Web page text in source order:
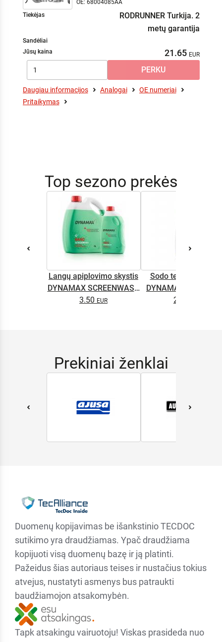
OE: 68004085AA
Tiekėjas
RODRUNNER Turkija. 2
metų garantija
Sandėliai
Jūsų kaina
21.65
Daugiau informacijos Analogai
OE numeriai
Pritaikymas
Top sezono prekės
Langų apiplovimo skystis
DYNAMAX SCREENWASH
NANO 4l
3.50
Sodo technikos
DYNAMAX M2T
2.65
Prekiniai ženklai
Duomenų kopijavimas be išankstinio TECDOC
sutikimo yra draudžiamas. Ypač draudžiama
kopijuoti visą duomenų bazę ir ją platinti.
Pažeidus šias autoriaus teises ir nustačius tokius
atvejus, nustatyti asmenys bus patraukti
baudžiamojon atsakomybėn.
Tapk atsakingu vairuotoju! Viskas prasideda nuo